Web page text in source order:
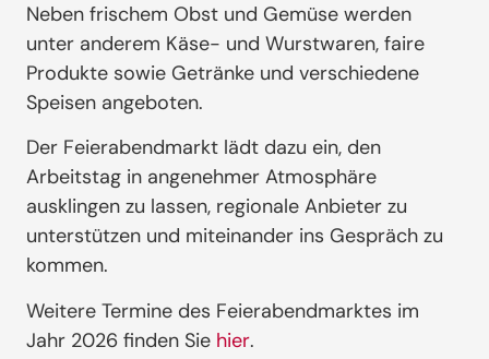
Neben frischem Obst und Gemüse werden
unter anderem Käse- und Wurstwaren, faire
Produkte sowie Getränke und verschiedene
Speisen angeboten.
Der Feierabendmarkt lädt dazu ein, den
Arbeitstag in angenehmer Atmosphäre
ausklingen zu lassen, regionale Anbieter zu
unterstützen und miteinander ins Gespräch zu
kommen.
Weitere Termine des Feierabendmarktes im
Jahr 2026 finden Sie hier.